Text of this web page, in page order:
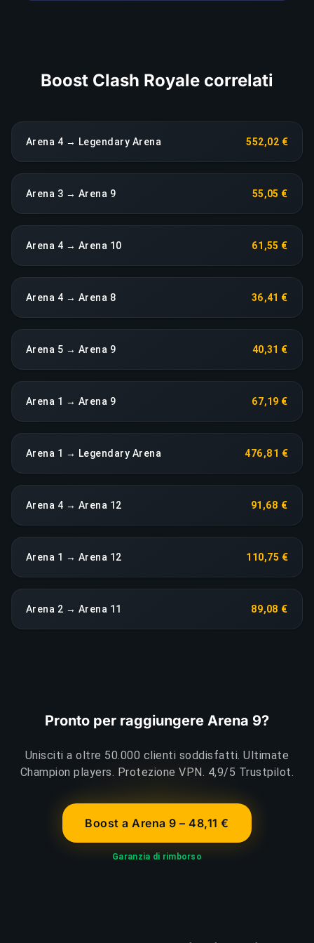
Boost Clash Royale correlati
Arena 4 → Legendary Arena 552,02 €
Arena 3 → Arena 9 55,05 €
Arena 4 → Arena 10 61,55 €
Arena 4 → Arena 8 36,41 €
Arena 5 → Arena 9 40,31 €
Arena 1 → Arena 9 67,19 €
Arena 1 → Legendary Arena 476,81 €
Arena 4 → Arena 12 91,68 €
Arena 1 → Arena 12 110,75 €
Arena 2 → Arena 11 89,08 €
Pronto per raggiungere Arena 9?
Unisciti a oltre 50.000 clienti soddisfatti. Ultimate
Champion players. Protezione VPN. 4,9/5 Trustpilot.
Boost a Arena 9 – 48,11 €
Garanzia di rimborso